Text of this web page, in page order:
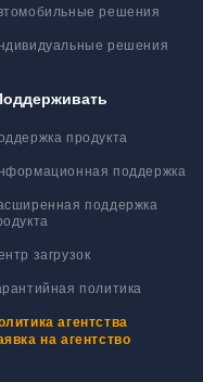
решения
решения
продукта
поддержка
поддержка
загрузок
политика
агентства
на агентство